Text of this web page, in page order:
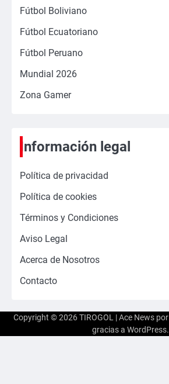
Fútbol Boliviano
Fútbol Ecuatoriano
Fútbol Peruano
Mundial 2026
Zona Gamer
Información legal
Política de privacidad
Política de cookies
Términos y Condiciones
Aviso Legal
Acerca de Nosotros
Contacto
Copyright © 2026TIROGOL | Ace News por
gracias a WordPress.